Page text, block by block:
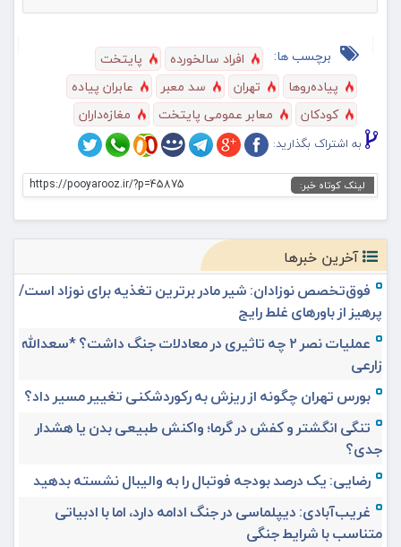
برچسب ها: افراد سالخورده
پایتخت
پیاده‌روها
تهران سد معبر
عابران پیاده
کودکان
معابر عمومی پایتخت مغازه‌داران
به اشتراک بگذارید:
لینک کوتاه خبر: https://pooyarooz.ir/?p=45875
آخرین خبرها
فوق‌تخصص نوزادان: شیر مادر برترین تغذیه برای نوزاد است/
پرهیز از باورهای غلط رایج
عملیات نصر ۲ چه تاثیری در معادلات جنگ داشت؟ *سعدالله
زارعی
بورس تهران چگونه از ریزش به رکوردشکنی تغییر مسیر داد؟
تنگی انگشتر و کفش در گرما؛ واکنش طبیعی بدن یا هشدار
جدی؟
رضایی: یک درصد بودجه فوتبال را به والیبال نشسته بدهید
غریب‌آبادی: دیپلماسی در جنگ ادامه دارد، اما با ادبیاتی
متناسب با شرایط جنگی